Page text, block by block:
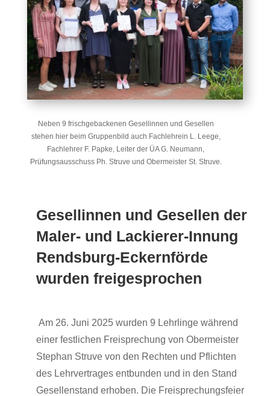
Neben 9 frischgebackenen Gesellinnen und Gesellen
stehen hier beim Gruppenbild auch Fachlehrein L. Leege,
Fachlehrer F. Papke, Leiter der ÜA G. Neumann,
Prüfungsausschuss Ph. Struve und Obermeister St. Struve.
Gesellinnen und Gesellen der
Maler- und Lackierer-Innung
Rendsburg-Eckernförde
wurden freigesprochen
Am 26. Juni 2025 wurden 9 Lehrlinge während
einer festlichen Freisprechung von Obermeister
Stephan Struve von den Rechten und Pflichten
des Lehrvertrages entbunden und in den Stand
Gesellenstand erhoben. Die Freisprechungsfeier